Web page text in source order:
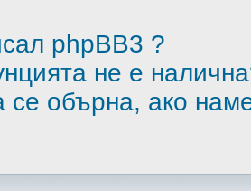
phpBB3 ?
не е
се обърна, ако